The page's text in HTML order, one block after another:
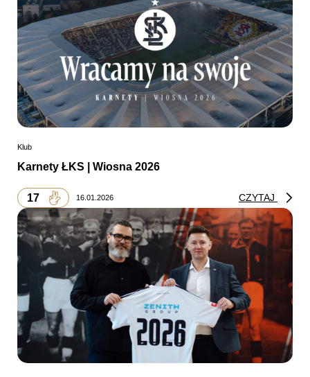
Klub
Karnety ŁKS | Wiosna 2026
17 16.01.2026 CZYTAJ